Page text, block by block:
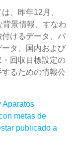
、昨年12月、
景情報、すなわ
けるデータ、パ
タ、国内および
回収目標設定の
るための情報公
Aparatos
metas de
publicado a